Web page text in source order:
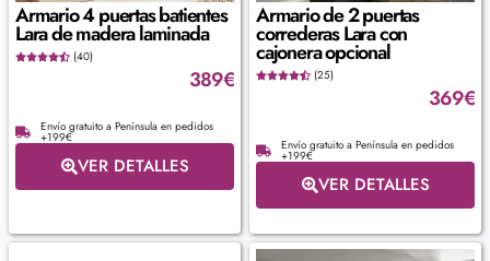
Armario 4 puertas batientes
Lara de madera laminada
(40)
389€
Envío gratuito a Península en pedidos
+199€
VER DETALLES
Armario de 2 puertas
correderas Lara con
cajonera opcional
(25)
369€
Envío gratuito a Península en pedidos
+199€
VER DETALLES